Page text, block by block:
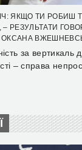
ЯКЩО ТИ РОБИШ
РЕЗУЛЬТАТИ
ОКСАНА
за вертикаль
– справа